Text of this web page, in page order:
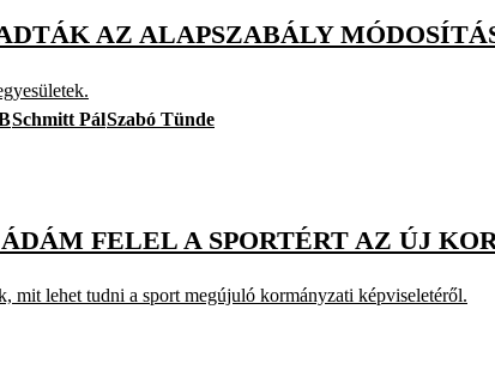
AZ ALAPSZABÁLY
Schmitt PálSzabó Tünde
FELEL A SPORTÉRT AZ ÚJ
mit lehet tudni a sport megújuló kormányzati képviseletéről.